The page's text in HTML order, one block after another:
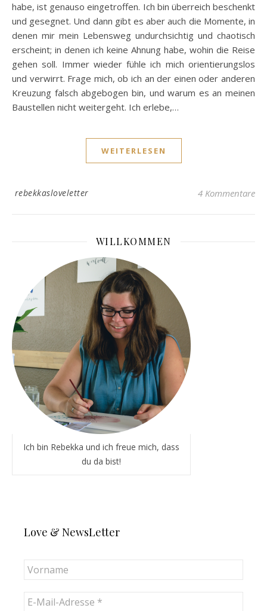
habe, ist genauso eingetroffen. Ich bin überreich beschenkt
und gesegnet. Und dann gibt es aber auch die Momente, in
denen mir mein Lebensweg undurchsichtig und chaotisch
erscheint; in denen ich keine Ahnung habe, wohin die Reise
gehen soll. Immer wieder fühle ich mich orientierungslos
und verwirrt. Frage mich, ob ich an der einen oder anderen
Kreuzung falsch abgebogen bin, und warum es an meinen
Baustellen nicht weitergeht. Ich erlebe,…
WEITERLESEN
rebekkasloveletter 4 Kommentare
WILLKOMMEN
Ich bin Rebekka und ich freue mich, dass
du da bist!
Love & NewsLetter